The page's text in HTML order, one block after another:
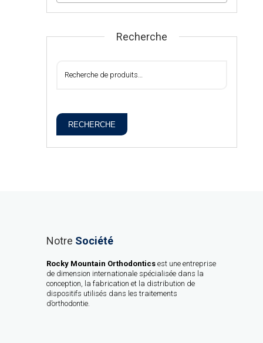
Recherche
RECHERCHE
Notre Société
Rocky Mountain Orthodontics est une entreprise
de dimension internationale spécialisée dans la
conception, la fabrication et la distribution de
dispositifs utilisés dans les traitements
d’orthodontie.